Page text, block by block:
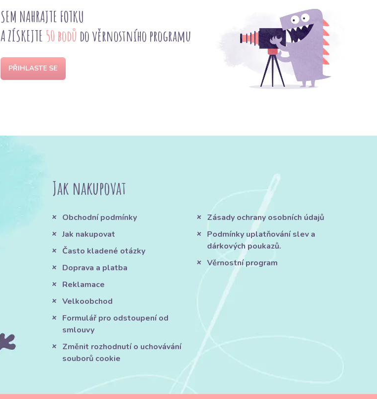
SEM NAHRAJTE FOTKU
A ZÍSKEJTE 50 bodů do věrnostního programu
PŘIHLASTE SE
Jak nakupovat
Obchodní podmínky
Jak nakupovat
Často kladené otázky
Doprava a platba
Reklamace
Velkoobchod
Formulář pro odstoupení od
smlouvy
Změnit rozhodnutí o uchovávání
souborů cookie
Zásady ochrany osobních údajů
Podmínky uplatňování slev a
dárkových poukazů.
Věrnostní program